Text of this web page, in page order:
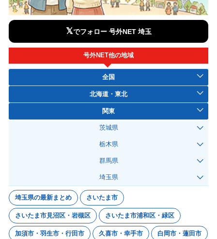
𝕏でフォロー 号外NET 埼玉
号外NET他の地域
全国
北海道・東北
関東
茨城県
栃木県
群馬県
埼玉県
埼玉県の最新まとめ さいたま市
さいたま市見沼区・岩槻区 さいたま市浦和区・緑区
加須市・羽生市・行田市 久喜市・幸手市 白岡市・蓮田市